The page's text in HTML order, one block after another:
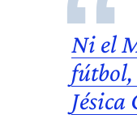
Ni el
fútbol,